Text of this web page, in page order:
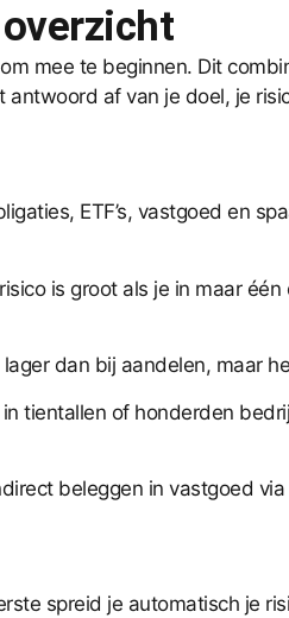
mee te beginnen. Dit
af van je doel, je
ETF’s, vastgoed en
is groot als je in maar
dan bij aandelen, maar
tientallen of honderden
beleggen in vastgoed
spreid je automatisch je